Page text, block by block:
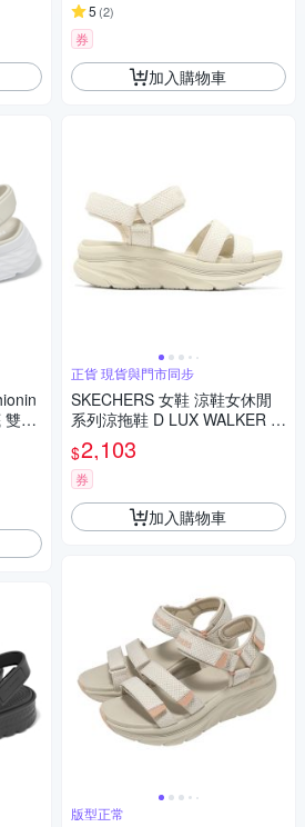
雙密
5 (2)
券
加入購物車
正貨 現貨與門市同步
SKECHERS 女鞋 涼鞋女休閒
系列涼拖鞋 D LUX WALKER 米
白 魔鬼氈 119828NAT
$2,103
券
加入購物車
版型正常